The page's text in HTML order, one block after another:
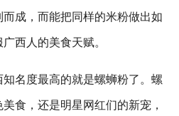
成，而能把同样的米粉做出如
西人的美食天赋。
名度最高的就是螺蛳粉了。螺
食，还是明星网红们的新宠，